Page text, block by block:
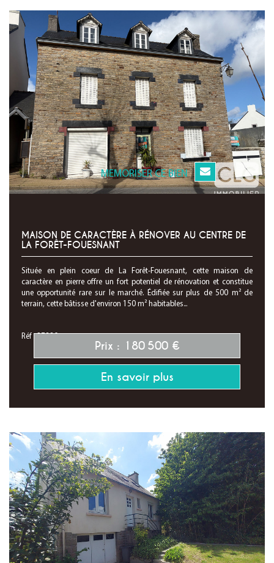
MEMORISER CE BIEN
MAISON DE CARACTÈRE À RÉNOVER AU CENTRE DE
LA FORÊT-FOUESNANT
Située en plein coeur de La Forêt-Fouesnant, cette maison de
caractère en pierre offre un fort potentiel de rénovation et constitue
une opportunité rare sur le marché. Édifiée sur plus de 500 m² de
terrain, cette bâtisse d'environ 150 m² habitables...
Réf : 27880
Prix : 180 500 €
En savoir plus